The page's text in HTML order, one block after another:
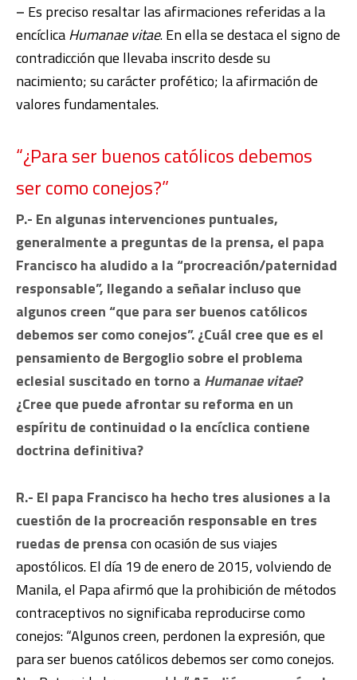
– Es preciso resaltar las afirmaciones referidas a la
encíclicaHumanae vitae. En ella se destaca el signo de
contradicción que llevaba inscrito desde su
nacimiento; su carácter profético; la afirmación de
valores fundamentales.
“¿Para ser buenos católicos debemos
ser como conejos?”
P.- En algunas intervenciones puntuales,
generalmente a preguntas de la prensa, el papa
Francisco ha aludido a la “procreación/paternidad
responsable”, llegando a señalar incluso que
algunos creen “que para ser buenos católicos
debemos ser como conejos”. ¿Cuál cree que es el
pensamiento de Bergoglio sobre el problema
eclesial suscitado en torno a Humanae vitae?
¿Cree que puede afrontar su reforma en un
espíritu de continuidad o la encíclica contiene
doctrina definitiva?
R.- El papa Francisco ha hecho tres alusiones a la
cuestión de la procreación responsable en tres
ruedas de prensacon ocasión de sus viajes
apostólicos. El día 19 de enero de 2015, volviendo de
Manila, el Papa afirmó que la prohibición de métodos
contraceptivos no significaba reproducirse como
conejos: “Algunos creen, perdonen la expresión, que
para ser buenos católicos debemos ser como conejos.